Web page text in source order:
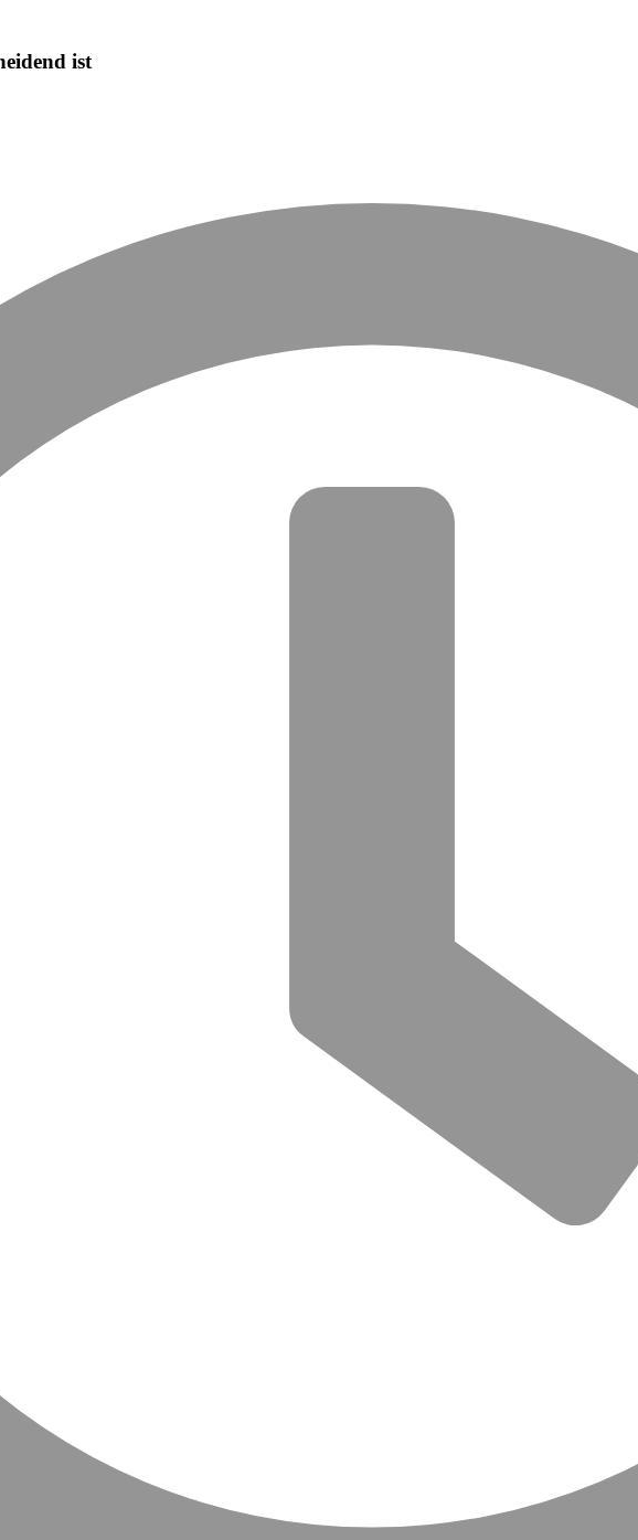
ist